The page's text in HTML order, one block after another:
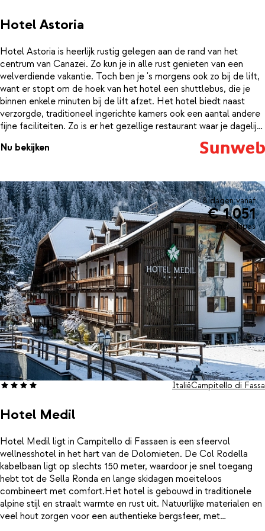
Hotel Astoria
Hotel Astoria is heerlijk rustig gelegen aan de rand van het
centrum van Canazei. Zo kun je in alle rust genieten van een
welverdiende vakantie. Toch ben je 's morgens ook zo bij de lift,
want er stopt om de hoek van het hotel een shuttlebus, die je
binnen enkele minuten bij de lift afzet. Het hotel biedt naast
verzorgde, traditioneel ingerichte kamers ook een aantal andere
fijne faciliteiten. Zo is er het gezellige restaurant waar je dagelijks
uitgebreid wellnesscenter. Hier kun je na een sportieve dag op
fris op de latten.
Nu bekijken
8 dagen vanaf
€ 1.051
incl. skipas
Hotel Medil
ItaliëCampitello di Fassa
Hotel Medil ligt in Campitello di Fassaen is een sfeervol
wellnesshotel in het hart van de Dolomieten. De Col Rodella
kabelbaan ligt op slechts 150 meter, waardoor je snel toegang
hebt tot de Sella Ronda en lange skidagen moeiteloos
combineert met comfort.Het hotel is gebouwd in traditionele
alpine stijl en straalt warmte en rust uit. Natuurlijke materialen en
veel hout zorgen voor een authentieke bergsfeer, met